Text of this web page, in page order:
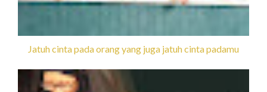
Jatuh cinta pada orang yang juga jatuh cinta padamu